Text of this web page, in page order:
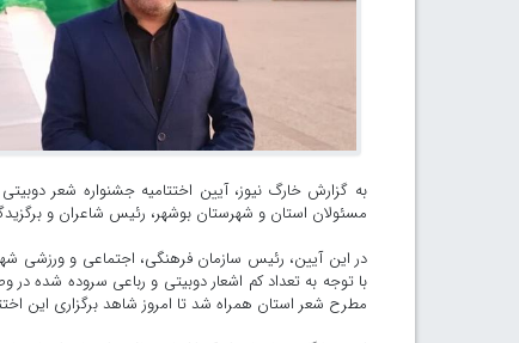
به گزارش خارگ نیوز، آیین اختتامیه جشنواره شعر
مسئولان استان و شهرستان بوشهر، رئیس شاعران و
در این آیین، رئیس سازمان فرهنگی، اجتماعی و ورزشی
با توجه به تعداد کم اشعار دوبیتی و رباعی سروده شده
مطرح شعر استان همراه شد تا امروز شاهد برگزاری این